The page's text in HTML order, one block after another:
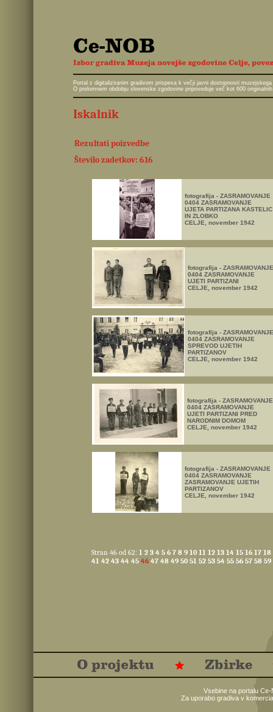
Portal z digitaliziranim gradivom prispeva k večji javni dostopnosti
O prelomnem obdobju slovenske zgodovine pripoveduje več kot 600
Iskalnik
Rezultati poizvedbe
Število zadetkov: 616
fotografija - ZASRAMOVANJE
0404 ZASRAMOVANJE
UJETA PARTIZANA KASTELIC
IN ZLOBKO
CELJE, november 1942
fotografija - ZASRAMOVANJE
0404 ZASRAMOVANJE
UJETI PARTIZANI
CELJE, november 1942
fotografija - ZASRAMOVANJE
0404 ZASRAMOVANJE
SPREVOD UJETIH
PARTIZANOV
CELJE, november 1942
fotografija - ZASRAMOVANJE
0404 ZASRAMOVANJE
UJETI PARTIZANI PRED
NARODNIM DOMOM
CELJE, november 1942
fotografija - ZASRAMOVANJE
0404 ZASRAMOVANJE
ZASRAMOVANJE UJETIH
PARTIZANOV
CELJE, november 1942
Stran 46 od 62: 1 2 3 4 5 6 7 8 9 10 11 12 13 14 15 16 17 18
41 42 43 44 45 46 47 48 49 50 51 52 53 54 55 56 57 58 59
Vsebine na portalu
Za uporabo gradiva v